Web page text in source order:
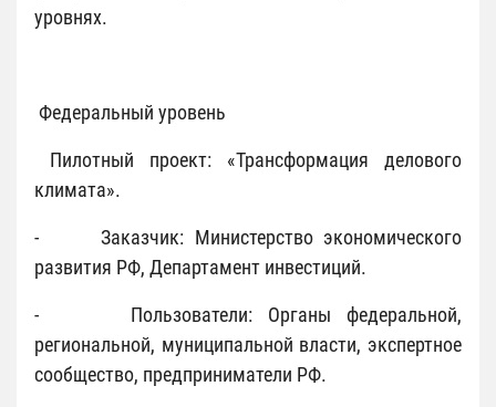
уровнях.
Федеральный уровень
Пилотный проект: «Трансформация делового
климата».
- Заказчик: Министерство экономического
развития РФ, Департамент инвестиций.
- Пользователи: Органы федеральной,
региональной, муниципальной власти, экспертное
сообщество, предприниматели РФ.